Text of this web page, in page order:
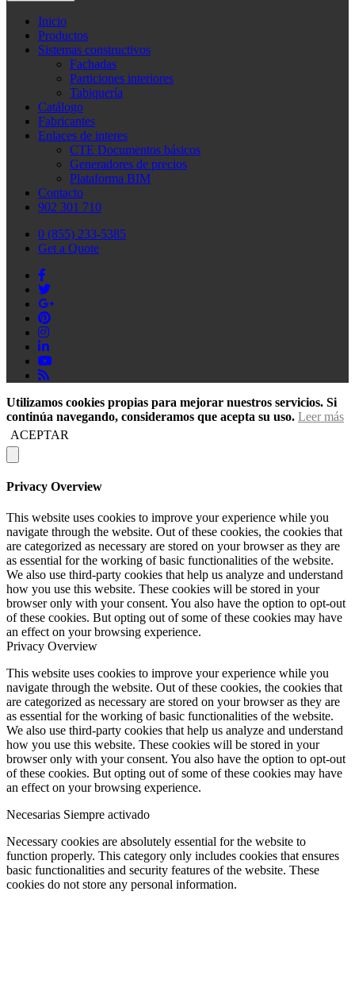
Inicio
Productos
Sistemas constructivos
Fachadas
Particiones interiores
Tabiquería
Catálogo
Fabricantes
Enlaces de interes
CTE Documentos básicos
Generadores de precios
Plataforma BIM
Contacto
902 301 710
0 (855) 233-5385
Get a Quote
Utilizamos cookies propias para mejorar nuestros servicios. Si
continúa navegando, consideramos que acepta su uso. Leer más
ACEPTAR
Privacy Overview
This website uses cookies to improve your experience while you
navigate through the website. Out of these cookies, the cookies that
are categorized as necessary are stored on your browser as they are
as essential for the working of basic functionalities of the website.
We also use third-party cookies that help us analyze and understand
how you use this website. These cookies will be stored in your
browser only with your consent. You also have the option to opt-out
of these cookies. But opting out of some of these cookies may have
an effect on your browsing experience.
Privacy Overview
This website uses cookies to improve your experience while you
navigate through the website. Out of these cookies, the cookies that
are categorized as necessary are stored on your browser as they are
as essential for the working of basic functionalities of the website.
We also use third-party cookies that help us analyze and understand
how you use this website. These cookies will be stored in your
browser only with your consent. You also have the option to opt-out
of these cookies. But opting out of some of these cookies may have
an effect on your browsing experience.
Necesarias Siempre activado
Necessary cookies are absolutely essential for the website to
function properly. This category only includes cookies that ensures
basic functionalities and security features of the website. These
cookies do not store any personal information.